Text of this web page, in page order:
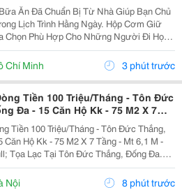
Ăn Đã Chuẩn Bị Từ Nhà Giúp Bạn Chủ
Lịch Trình Hằng Ngày. Hộp Cơm Giữ
Chọn Phù Hợp Cho Những Người Đi Học,
Thường Xuyên Di Chuyển, Giúp Việc Sắp
Theo Thức Ăn Trở Nên Gọn Gàng Hơn.
Chí Minh 3 phút trước
Tiền 100 Triệu/Tháng - Tôn Đức
Đa - 15 Căn Hộ Kk - 75 M2 X 7
M - 20,8 Tỷ
Tiền 100 Triệu/Tháng - Tôn Đức Thắng,
Căn Hộ Kk - 75 M2 X 7 Tầng - Mt 6,1 M -
Tọa Lạc Tại Tôn Đức Thắng, Đống Đa.
Khoảng 50 Mét, Cách Ô Tô Tránh Khoảng
Thuận Tiện Khai Thác...
Nội 8 phút trước